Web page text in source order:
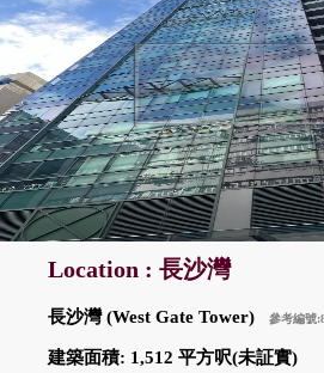
Location : 長沙灣
長沙灣 (West Gate Tower) 參考編號
建築面積: 1,512 平方呎(未証實)